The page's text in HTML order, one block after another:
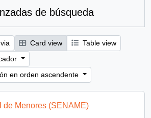
de búsqueda
Card view
Table view
en orden ascendente
de Menores (SENAME)